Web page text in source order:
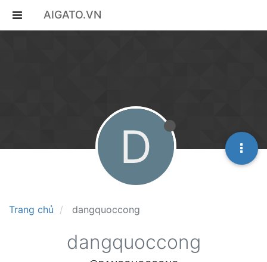
AIGATO.VN
Trang chủ dangquoccong
D
dangquoccong